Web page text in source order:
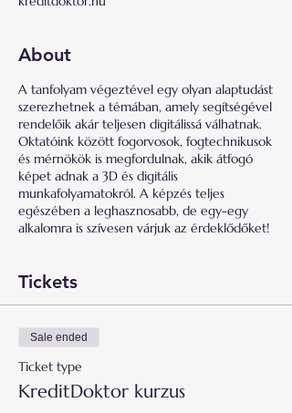
About
A tanfolyam végeztével egy olyan alaptudást
szerezhetnek a témában, amely segítségével
rendelőik akár teljesen digitálissá válhatnak.
Oktatóink között fogorvosok, fogtechnikusok
és mérnökök is megfordulnak, akik átfogó
képet adnak a 3D és digitális
munkafolyamatokról. A képzés teljes
egészében a leghasznosabb, de egy-egy
alkalomra is szívesen várjuk az érdeklődőket!
Tickets
Sale ended
Ticket type
KreditDoktor kurzus